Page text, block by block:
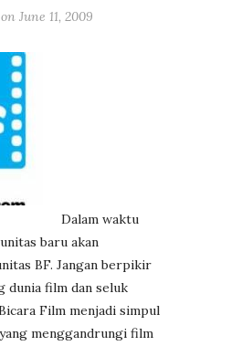
June 11, 2009
Dalam waktu
baru akan
BF. Jangan berpikir
dunia film dan seluk
Film menjadi simpul
menggandrungi film